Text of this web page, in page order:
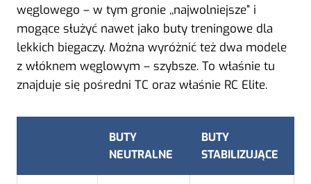
węglowego – w tym gronie ,,najwolniejsze” i
mogące służyć nawet jako buty treningowe dla
lekkich biegaczy. Można wyróżnić też dwa modele
z włóknem węglowym – szybsze. To właśnie tu
znajduje się pośredni TC oraz właśnie RC Elite.
BUTY
NEUTRALNE
BUTY
STABILIZUJĄCE